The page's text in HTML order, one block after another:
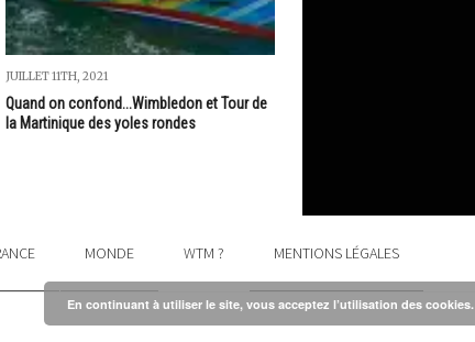
JUILLET 11TH, 2021
Quand on confond...Wimbledon et Tour de
la Martinique des yoles rondes
MONDE WTM ? MENTIONS LÉGALES
En continuant à utiliser le site, vous acceptez l’utilisation des cookies.